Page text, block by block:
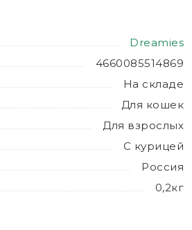
Dreamies
4660085514869
На складе
Для кошек
Для взрослых
С курицей
Россия
0,2кг